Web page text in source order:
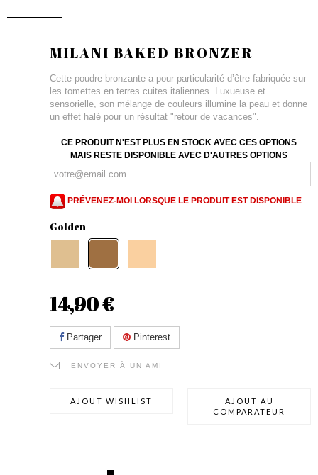
MILANI BAKED BRONZER
Cette poudre bronzante a pour particularité d’être fabriquée sur
les tomettes en terres cuites italiennes. Luxueuse et
sensorielle, son mélange de couleurs illumine la peau et donne
un effet halé pour un résultat "retour de vacances".
CE PRODUIT N'EST PLUS EN STOCK AVEC CES OPTIONS
MAIS RESTE DISPONIBLE AVEC D'AUTRES OPTIONS
PRÉVENEZ-MOI LORSQUE LE PRODUIT EST DISPONIBLE
Golden
14,90 €
Partager Pinterest
ENVOYER À UN AMI
AJOUT WISHLIST
AJOUT AU
COMPARATEUR